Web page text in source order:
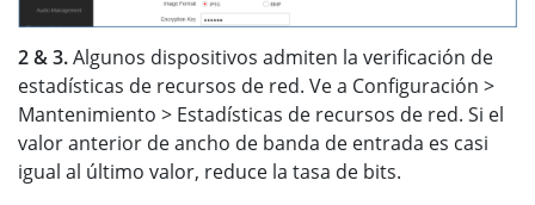
2 & 3.Algunos dispositivos admiten la verificación de
estadísticas de recursos de red. Ve a Configuración >
Mantenimiento > Estadísticas de recursos de red. Si el
valor anterior de ancho de banda de entrada es casi
igual al último valor, reduce la tasa de bits.